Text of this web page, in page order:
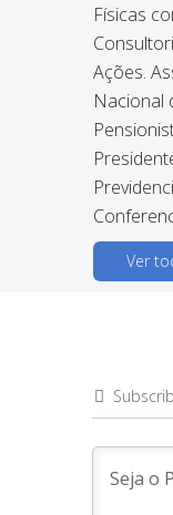
Físicas
Ações.
Nacional
Ver